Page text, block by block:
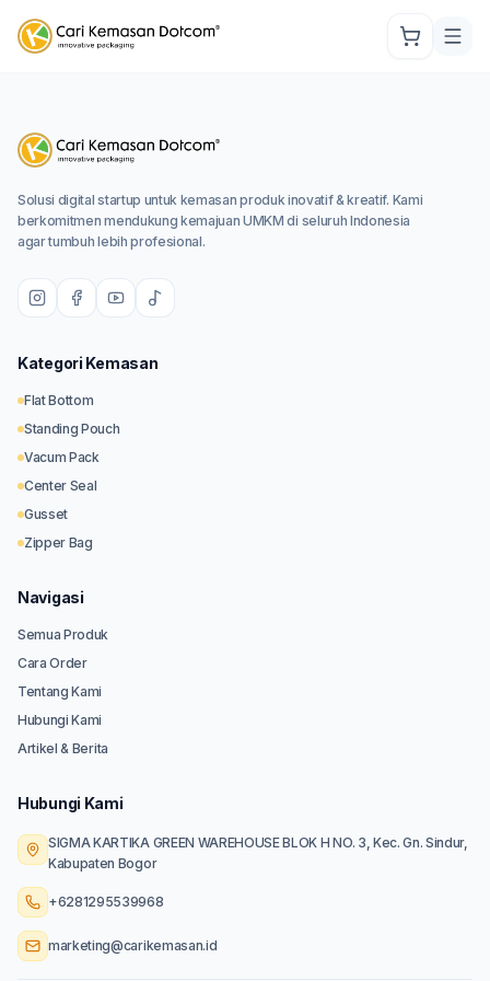
Solusi digital startup untuk kemasan produk inovatif & kreatif. Kami
berkomitmen mendukung kemajuan UMKM di seluruh Indonesia
agar tumbuh lebih profesional.
Kategori Kemasan
Flat Bottom
Standing Pouch
Vacum Pack
Center Seal
Gusset
Zipper Bag
Navigasi
Semua Produk
Cara Order
Tentang Kami
Hubungi Kami
Artikel & Berita
Hubungi Kami
SIGMA KARTIKA GREEN WAREHOUSE BLOK H NO. 3, Kec. Gn. Sindur,
Kabupaten Bogor
+6281295539968
marketing@carikemasan.id